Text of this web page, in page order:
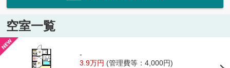
空室一覧
-
3.9万円 (管理費等：4,000円)